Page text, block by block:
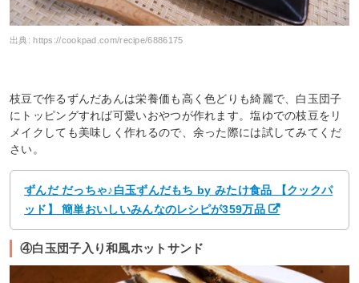
出典:https://cookpad.com/recipe/6886175
枝豆で作るずんだあんは栄養価も高く色どりも綺麗で、白玉団子
にトッピングすれば可愛いおやつが作れます。塩ゆでの枝豆をリ
メイクしても美味しく作れるので、余った際には試してみてくだ
さい。
ずんだ だっちゃ♪白玉ずんだもち by みたけ食品 【クックパ
ッド】 簡単おいしいみんなのレシピが359万品
④白玉団子入り和風ホットサンド